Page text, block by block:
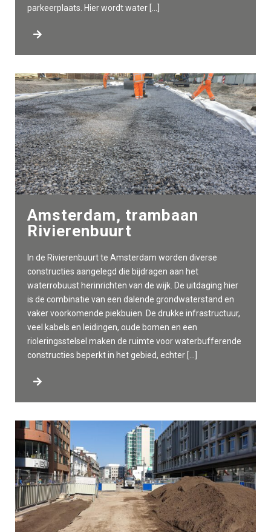
parkeerplaats. Hier wordt water […]
Amsterdam, trambaan
Rivierenbuurt
In de Rivierenbuurt te Amsterdam worden diverse
constructies aangelegd die bijdragen aan het
waterrobuust herinrichten van de wijk. De uitdaging hier
is de combinatie van een dalende grondwaterstand en
vaker voorkomende piekbuien. De drukke infrastructuur,
veel kabels en leidingen, oude bomen en een
rioleringsstelsel maken de ruimte voor waterbufferende
constructies beperkt in het gebied, echter […]